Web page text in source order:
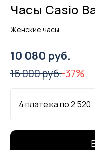
Часы Casio
Женские часы
10 080 руб.
16 000 руб.-37%
4 платежа по2 520